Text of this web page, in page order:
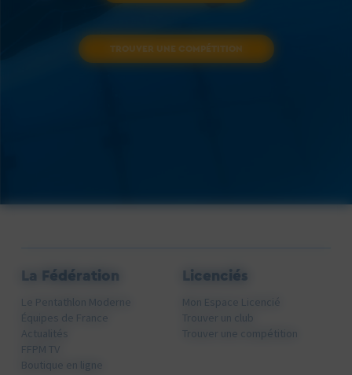
TROUVER UNE COMPÉTITION
La Fédération
Le Pentathlon Moderne
Équipes de France
Actualités
FFPM TV
Boutique en ligne
Licenciés
Mon Espace Licencié
Trouver un club
Trouver une compétition